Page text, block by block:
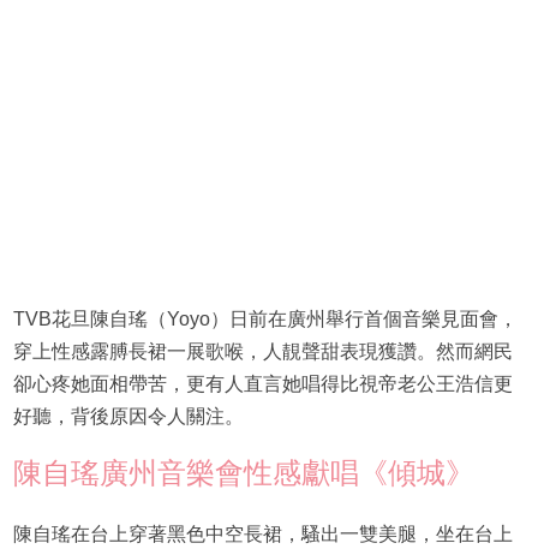
TVB花旦陳自瑤（Yoyo）日前在廣州舉行首個音樂見面會，
穿上性感露膊長裙一展歌喉，人靚聲甜表現獲讚。然而網民
卻心疼她面相帶苦，更有人直言她唱得比視帝老公王浩信更
好聽，背後原因令人關注。
陳自瑤廣州音樂會性感獻唱《傾城》
陳自瑤在台上穿著黑色中空長裙，騷出一雙美腿，坐在台上